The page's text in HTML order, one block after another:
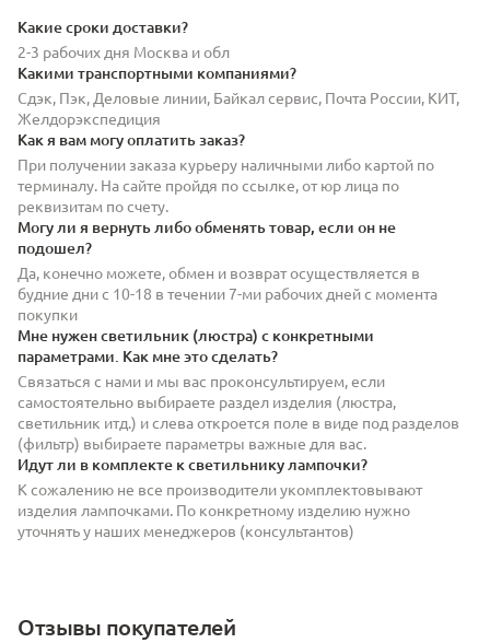
Какие сроки доставки?
2-3 рабочих дня Москва и обл
Какими транспортными компаниями?
Сдэк, Пэк, Деловые линии, Байкал сервис, Почта России, КИТ,
Желдорэкспедиция
Как я вам могу оплатить заказ?
При получении заказа курьеру наличными либо картой по
терминалу. На сайте пройдя по ссылке, от юр лица по
реквизитам по счету.
Могу ли я вернуть либо обменять товар, если он не
подошел?
Да, конечно можете, обмен и возврат осуществляется в
будние дни с 10-18 в течении 7-ми рабочих дней с момента
покупки
Мне нужен светильник (люстра) с конкретными
параметрами. Как мне это сделать?
Связаться с нами и мы вас проконсультируем, если
самостоятельно выбираете раздел изделия (люстра,
светильник итд.) и слева откроется поле в виде под разделов
(фильтр) выбираете параметры важные для вас.
Идут ли в комплекте к светильнику лампочки?
К сожалению не все производители укомплектовывают
изделия лампочками. По конкретному изделию нужно
уточнять у наших менеджеров (консультантов)
Отзывы покупателей